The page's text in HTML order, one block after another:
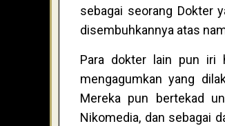
sebagai seorang Dokter
disembuhkannya atas
Para dokter lain pun iri
mengagumkan yang
Mereka pun bertekad
Nikomedia, dan sebagai